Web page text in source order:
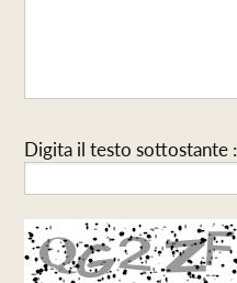
Digita il testo sottostante :